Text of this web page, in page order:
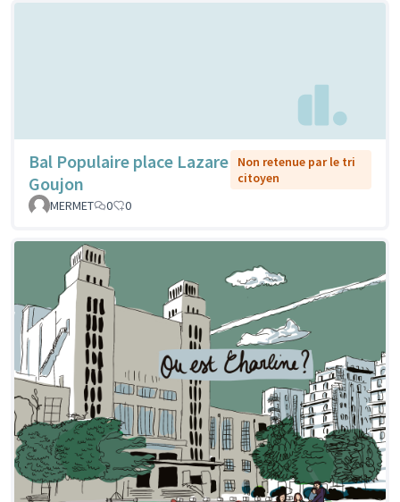
Bal Populaire place Lazare
Goujon
Non retenue par le tri
citoyen
MERMET
0 0